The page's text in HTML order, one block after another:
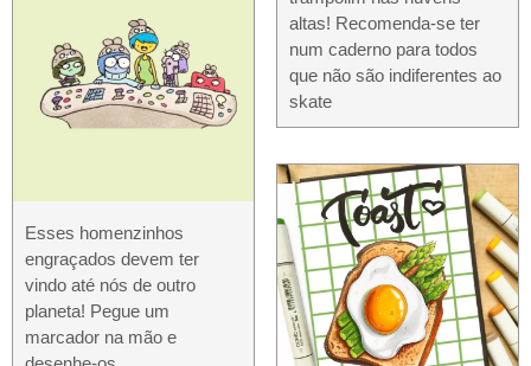
Esses homenzinhos
engraçados devem ter
vindo até nós de outro
planeta! Pegue um
marcador na mão e
altas! Recomenda-se ter
num caderno para todos
que não são indiferentes ao
skate